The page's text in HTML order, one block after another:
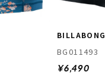
BILLABONG
BG011493
¥6,490